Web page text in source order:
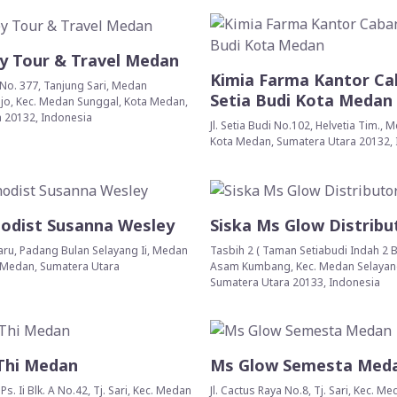
Tour & Travel Medan
377, Tanjung Sari, Medan
Kec. Medan Sunggal, Kota Medan,
20132, Indonesia
Kimia Farma Kantor
Setia Budi Kota Medan
Jl. Setia Budi No.102, Helvetia Tim.,
Kota Medan, Sumatera Utara
Susanna Wesley
Padang Bulan Selayang Ii, Medan
Sumatera Utara
Siska Ms Glow
Tasbih 2 ( Taman Setiabudi Indah 2
Asam Kumbang, Kec. Medan
Sumatera Utara 20133, Indonesia
Medan
Ii Blk. A No.42, Tj. Sari, Kec. Medan
Ms Glow Semesta
Jl. Cactus Raya No.8, Tj. Sari, Kec.